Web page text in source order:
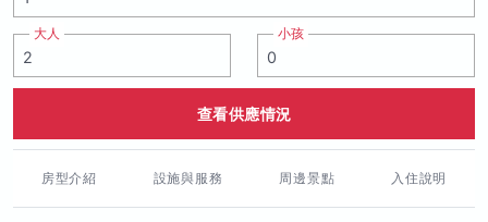
大人 小孩
查看供應情況
房型介紹 設施與服務 周邊景點 入住說明